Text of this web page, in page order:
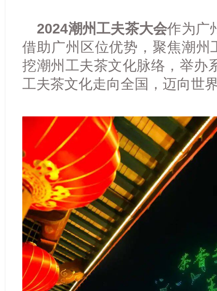
2024潮州工夫茶大会作为广
借助广州区位优势，聚焦潮州
挖潮州工夫茶文化脉络，举办
工夫茶文化走向全国，迈向世